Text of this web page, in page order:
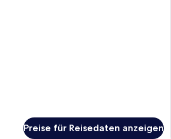
Preise für Reisedaten anzeigen